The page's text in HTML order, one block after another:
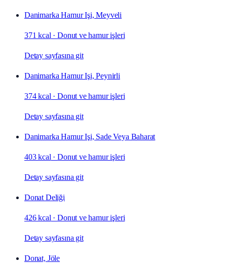
Danimarka Hamur Işi, Meyveli
371 kcal ·Donut ve hamur işleri
Detay sayfasına git
Danimarka Hamur Işi, Peynirli
374 kcal ·Donut ve hamur işleri
Detay sayfasına git
Danimarka Hamur Işi, Sade Veya Baharat
403 kcal ·Donut ve hamur işleri
Detay sayfasına git
Donat Deliği
426 kcal ·Donut ve hamur işleri
Detay sayfasına git
Donat, Jöle